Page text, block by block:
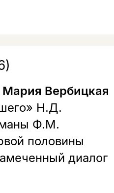
Вербицкая
Н.Д.
Ф.М.
половины
диалог